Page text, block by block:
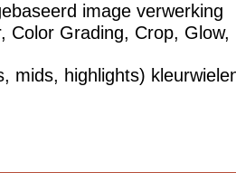
image verwerking
Color Grading, Crop,
mids, highlights)